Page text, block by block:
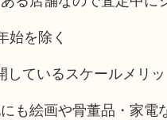
始を除く
ているスケールメリ
も絵画や骨董品・家電